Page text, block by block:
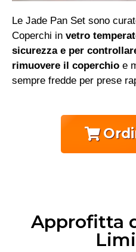
Le Jade Pan Set sono
Coperchi in vetro
sicurezza e per
rimuovere il coperchio e
sempre fredde per prese
Approfitta